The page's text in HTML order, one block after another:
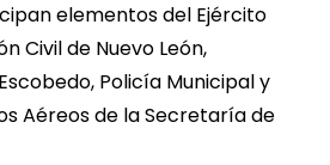
elementos del Ejército
Civil de Nuevo León,
Policía Municipal y
Aéreos de la Secretaría de